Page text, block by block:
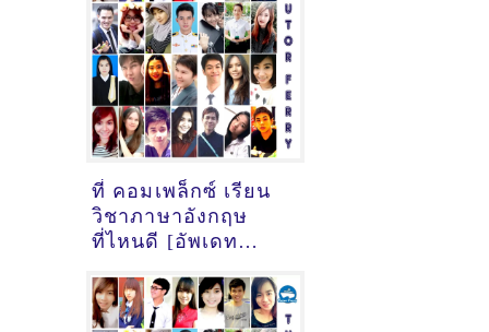
ที่ คอมเพล็กซ์ เรียน
วิชาภาษาอังกฤษ
ที่ไหนดี [อัพเดท
อังกฤษ
เมื่อ2/11/2024,